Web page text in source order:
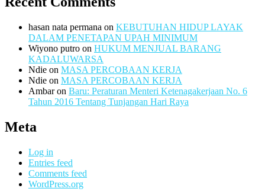
hasan nata permana on KEBUTUHAN HIDUP LAYAK
DALAM PENETAPAN UPAH MINIMUM
Wiyono putro on HUKUM MENJUAL BARANG
KADALUWARSA
Ndie on MASA PERCOBAAN KERJA
Ndie on MASA PERCOBAAN KERJA
Ambaron Baru: Peraturan Menteri Ketenagakerjaan No. 6
Tahun 2016 Tentang Tunjangan Hari Raya
Meta
Log in
Entries feed
Comments feed
WordPress.org